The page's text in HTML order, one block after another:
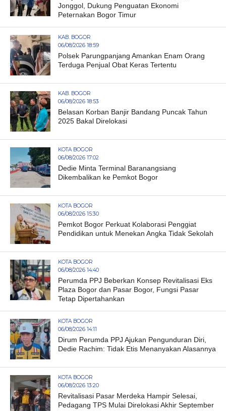
Jonggol, Dukung Penguatan Ekonomi
Peternakan Bogor Timur
KAB. BOGOR
06/08/2026 18:59
Polsek Parungpanjang Amankan Enam Orang
Terduga Penjual Obat Keras Tertentu
KAB. BOGOR
06/08/2026 18:53
Belasan Korban Banjir Bandang Puncak Tahun
2025 Bakal Direlokasi
KOTA BOGOR
06/08/2026 17:02
Dedie Minta Terminal Baranangsiang
Dikembalikan ke Pemkot Bogor
KOTA BOGOR
06/08/2026 15:30
Pemkot Bogor Perkuat Kolaborasi Penggiat
Pendidikan untuk Menekan Angka Tidak Sekolah
KOTA BOGOR
06/08/2026 14:40
Perumda PPJ Beberkan Konsep Revitalisasi Eks
Plaza Bogor dan Pasar Bogor, Fungsi Pasar
Tetap Dipertahankan
KOTA BOGOR
06/08/2026 14:11
Dirum Perumda PPJ Ajukan Pengunduran Diri,
Dedie Rachim: Tidak Etis Menanyakan Alasannya
KOTA BOGOR
06/08/2026 13:20
Revitalisasi Pasar Merdeka Hampir Selesai,
Pedagang TPS Mulai Direlokasi Akhir September